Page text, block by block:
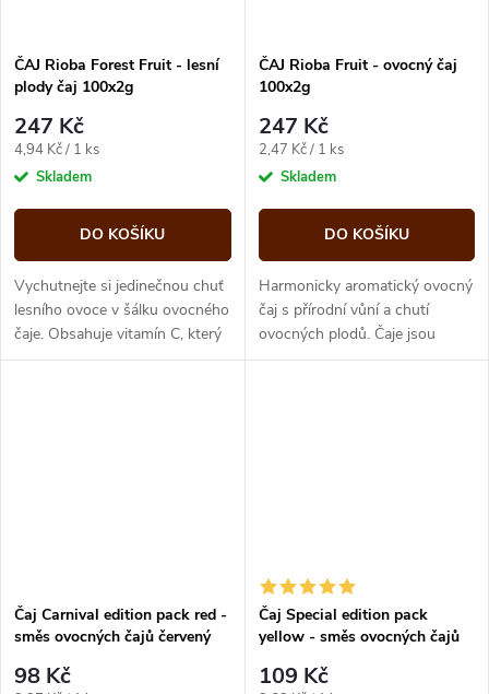
ČAJ Rioba Forest Fruit - lesní
plody čaj 100x2g
247 Kč
Měrná
cena:
4,94 Kč / 1 ks
Skladem
DO KOŠÍKU
Vychutnejte si jedinečnou chuť
lesního ovoce v šálku ovocného
čaje. Obsahuje vitamín C, který
příznivě působí proti
ČAJ Rioba Fruit - ovocný čaj
100x2g
247 Kč
Měrná
cena:
2,47 Kč / 1 ks
Skladem
DO KOŠÍKU
Harmonicky aromatický ovocný
čaj s přírodní vůní a chutí
ovocných plodů. Čaje jsou
jednotlivě baleny v obálkách,
Čaj Carnival edition pack red -
směs ovocných čajů červený
98 Kč
Čaj Special edition pack
yellow - směs ovocných čajů
fruit and
109 Kč